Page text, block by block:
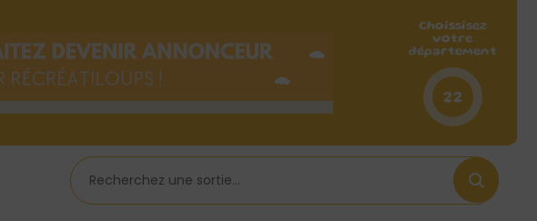
Choissisez
votre
département
22